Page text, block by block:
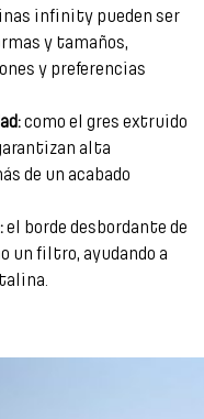
infinity pueden ser
y tamaños,
y preferencias
como el gres extruido
alta
de un acabado
el borde desbordante de
un filtro, ayudando a